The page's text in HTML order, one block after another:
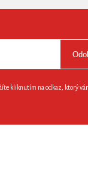
kliknutím na odkaz, ktorý